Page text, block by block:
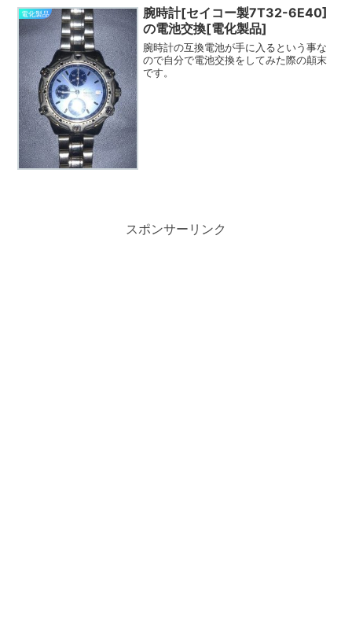
電化製品
腕時計[セイコー製7T32-6E40]
の電池交換[電化製品]
腕時計の互換電池が手に入るという事な
ので自分で電池交換をしてみた際の顛末
です。
スポンサーリンク